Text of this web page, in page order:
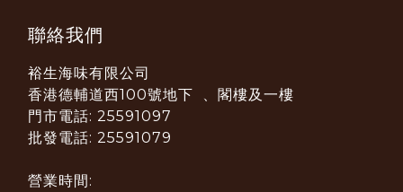
聯絡我們
裕生海味有限公司
香港德輔道西100號地下 、閣樓及一樓
門市電話: 25591097
批發電話: 25591079
營業時間: